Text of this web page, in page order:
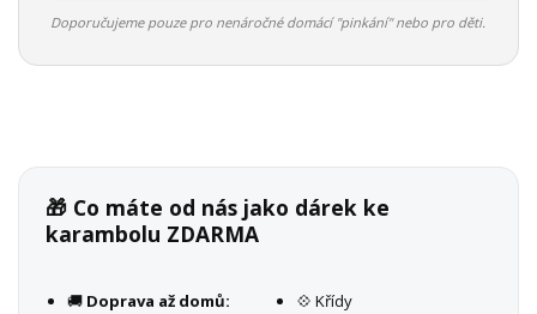
Doporučujeme pouze pro nenáročné domácí "pinkání" nebo pro děti.
🎁 Co máte od nás jako dárek ke
karambolu ZDARMA
🚚 Doprava až domů:
💠 Křídy